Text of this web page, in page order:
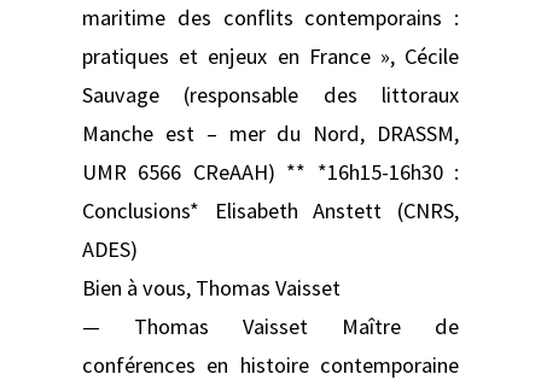
maritime des conflits contemporains :
pratiques et enjeux en France », Cécile
Sauvage (responsable des littoraux
Manche est – mer du Nord, DRASSM,
UMR 6566 CReAAH) ** *16h15-16h30 :
Conclusions* Elisabeth Anstett (CNRS,
ADES)
Bien à vous, Thomas Vaisset
— Thomas Vaisset Maître de
conférences en histoire contemporaine